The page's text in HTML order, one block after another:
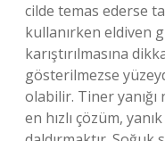
cilde temas ederse
kullanırken eldiven
karıştırılmasına
gösterilmezse
olabilir. Tiner yanığı
en hızlı çözüm,